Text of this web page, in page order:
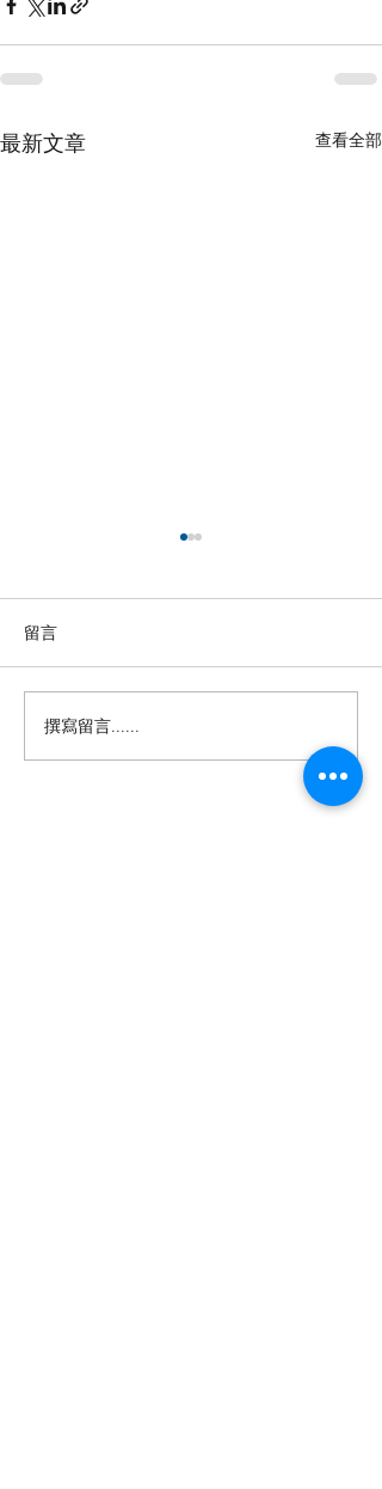
最新文章 查看全部
【羊城晚报】“科技+非遗”
引热议！第六届“广东文化
遗产保护与利用”学术座谈
留言
撰寫留言......